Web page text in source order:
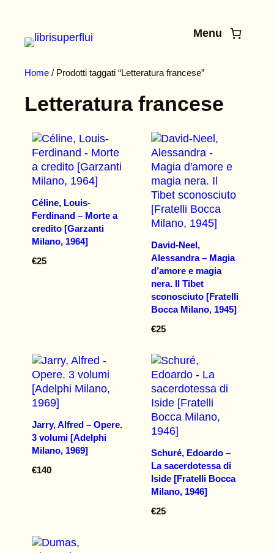
contenuto
Menu
Home / Prodotti taggati “Letteratura francese”
Letteratura francese
Céline, Louis-
Ferdinand – Morte a
credito [Garzanti
Milano, 1964]
€25
David-Neel,
Alessandra – Magia
d’amore e magia
nera. Il Tibet
sconosciuto [Fratelli
Bocca Milano, 1945]
€25
Jarry, Alfred – Opere.
3 volumi [Adelphi
Milano, 1969]
€140
Schuré, Edoardo –
La sacerdotessa di
Iside [Fratelli Bocca
Milano, 1946]
€25